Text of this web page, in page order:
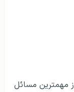
مهمترین مسائل